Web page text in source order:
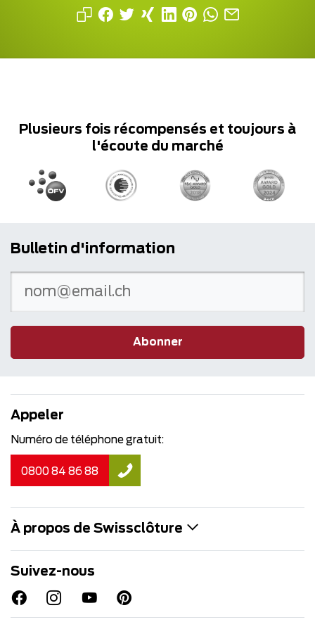
Plusieurs fois récompensés et toujours à
l'écoute du marché
Bulletin d'information
Abonner
Appeler
Numéro de téléphone gratuit:
0800 84 86 88
À propos de Swissclôture
Suivez-nous